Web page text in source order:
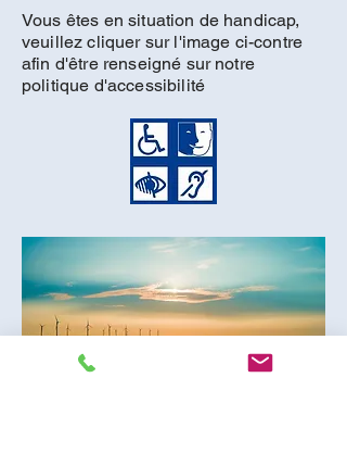
Vous êtes en situation de handicap,
veuillez cliquer sur l'image ci-contre
afin d'être renseigné sur notre
politique d'accessibilité